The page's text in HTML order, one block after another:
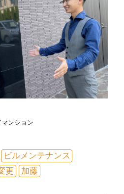
ンション
ビルメンテナンス
更
加藤